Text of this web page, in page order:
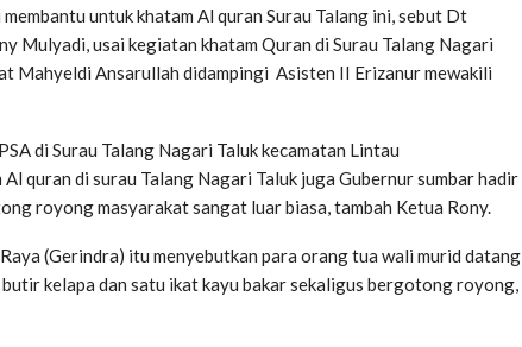
untuk khatam Al quran Surau Talang ini, sebut Dt
Mulyadi, usai kegiatan khatam Quran di Surau Talang Nagari
Mahyeldi Ansarullah didampingi Asisten II Erizanur mewakili
di Surau Talang Nagari Taluk kecamatan Lintau
quran di surau Talang Nagari Taluk juga Gubernur sumbar hadir
royong masyarakat sangat luar biasa, tambah Ketua Rony.
(Gerindra) itu menyebutkan para orang tua wali murid datang
kelapa dan satu ikat kayu bakar sekaligus bergotong royong,